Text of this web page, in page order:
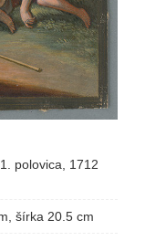
polovica, 1712
šírka 20.5 cm